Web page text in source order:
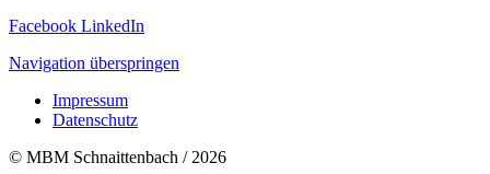
Facebook LinkedIn
Navigation überspringen
Impressum
Datenschutz
© MBM Schnaittenbach / 2026